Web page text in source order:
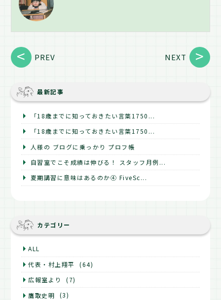
PREV NEXT
最新記事
「18歳までに知っておきたい言葉1750...
「18歳までに知っておきたい言葉1750...
人様の ブログに乗っかり プロフ帳
自習室でこそ成績は伸びる！ スタッフ月例...
夏期講習に意味はあるのか④ FiveSc...
カテゴリー
ALL
代表・村上翔平
(64)
広報室より
(7)
鷹取史明
(3)